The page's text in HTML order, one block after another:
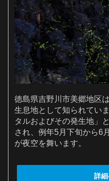
徳島県吉野川市美郷地区
生息地として知られてい
タルおよびその発生地」
され、例年5月下旬から6
が夜空を舞います。
詳